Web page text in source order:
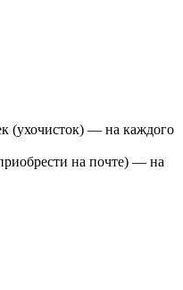
(ухочисток) — на каждого
на почте) — на